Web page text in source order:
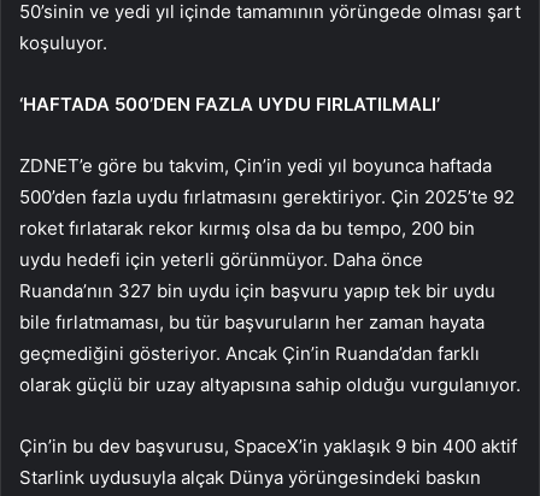
50’sinin ve yedi yıl içinde tamamının yörüngede olması şart
koşuluyor.
‘HAFTADA 500’DEN FAZLA UYDU FIRLATILMALI’
ZDNET’e göre bu takvim, Çin’in yedi yıl boyunca haftada
500’den fazla uydu fırlatmasını gerektiriyor. Çin 2025’te 92
roket fırlatarak rekor kırmış olsa da bu tempo, 200 bin
uydu hedefi için yeterli görünmüyor. Daha önce
Ruanda’nın 327 bin uydu için başvuru yapıp tek bir uydu
bile fırlatmaması, bu tür başvuruların her zaman hayata
geçmediğini gösteriyor. Ancak Çin’in Ruanda’dan farklı
olarak güçlü bir uzay altyapısına sahip olduğu vurgulanıyor.
Çin’in bu dev başvurusu, SpaceX’in yaklaşık 9 bin 400 aktif
Starlink uydusuyla alçak Dünya yörüngesindeki baskın